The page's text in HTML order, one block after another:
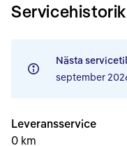
Servicehistorik
Nästa
september
Leveransservice
0 km